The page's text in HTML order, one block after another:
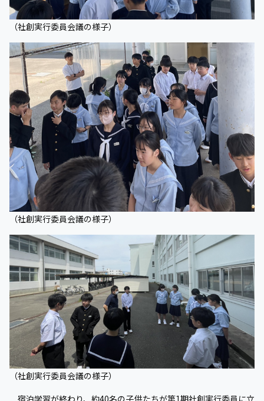
（社創実行委員会議の様子）
（社創実行委員会議の様子）
（社創実行委員会議の様子）
宿泊学習が終わり、約40名の子供たちが第1期社創実行委員に立